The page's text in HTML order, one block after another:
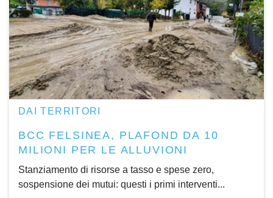
DAI TERRITORI
BCC FELSINEA, PLAFOND DA 10
MILIONI PER LE ALLUVIONI
Stanziamento di risorse a tasso e spese zero,
sospensione dei mutui: questi i primi interventi...